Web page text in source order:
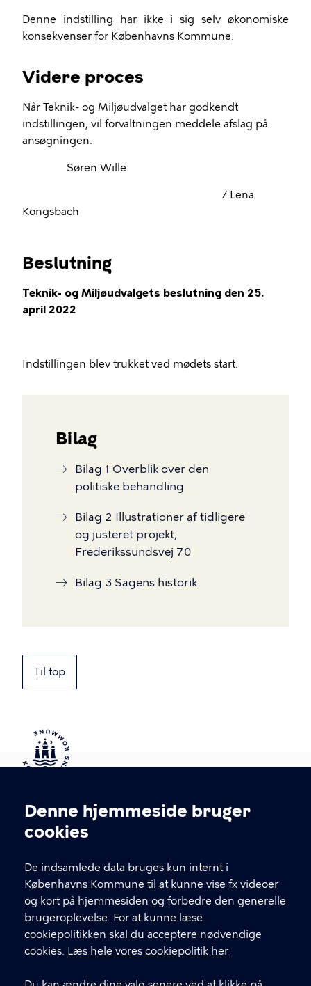
Cookieindstillinger
Denne hjemmeside bruger
cookies
De indsamlede data bruges kun internt i
Københavns Kommune til at kunne vise fx videoer
og kort på hjemmesiden og forbedre den generelle
brugeroplevelse. For at kunne læse
cookiepolitikken skal du acceptere nødvendige
cookies. Læs hele vores cookiepolitik her
Denne indstilling har ikke i sig selv økonomiske
konsekvenser for Københavns Kommune.
Videre proces
Når Teknik- og Miljøudvalget har godkendt
indstillingen, vil forvaltningen meddele afslag på
ansøgningen.
Søren Wille
/ Lena
Kongsbach
Beslutning
Teknik- og Miljøudvalgets beslutning den 25.
april 2022
Indstillingen blev trukket ved mødets start.
Bilag
Bilag 1 Overblik over den
politiske behandling
Bilag 2 Illustrationer af tidligere
og justeret projekt,
Frederikssundsvej 70
Bilag 3 Sagens historik
Til top
Kontakt Københavns Kommune
T
fFind andre kontakter her
CVR-nummer64942212
GENVEJE